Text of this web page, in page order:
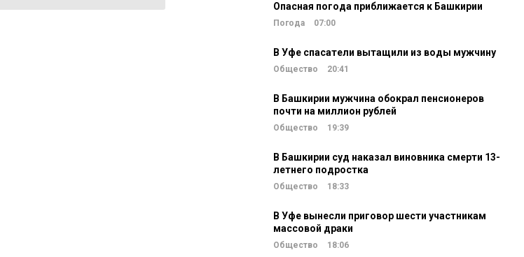
Опасная погода приближается к Башкирии
Погода 07:00
В Уфе спасатели вытащили из воды мужчину
Общество 20:41
В Башкирии мужчина обокрал пенсионеров
почти на миллион рублей
Общество 19:39
В Башкирии суд наказал виновника смерти 13-
летнего подростка
Общество 18:33
В Уфе вынесли приговор шести участникам
массовой драки
Общество 18:06